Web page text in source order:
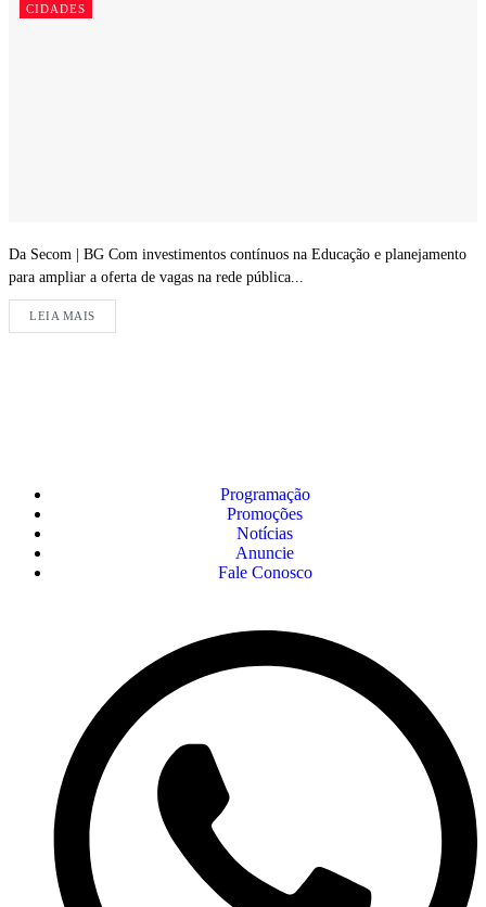
CIDADES
Da Secom | BG Com investimentos contínuos na Educação e planejamento
para ampliar a oferta de vagas na rede pública...
LEIA MAIS
Programação
Promoções
Notícias
Anuncie
Fale Conosco